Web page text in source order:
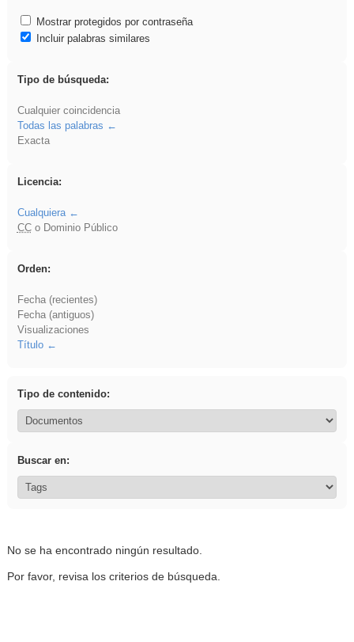
Mostrar protegidos por contraseña
Incluir palabras similares
Tipo de búsqueda:
Cualquier coincidencia
Todas las palabras
Exacta
Licencia:
Cualquiera
CCo Dominio Público
Orden:
Fecha (recientes)
Fecha (antiguos)
Visualizaciones
Título
Tipo de contenido:
Buscar en:
No se ha encontrado ningún resultado.
Por favor, revisa los criterios de búsqueda.